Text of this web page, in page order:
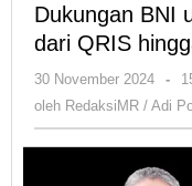
Dukungan BNI
dari QRIS
30 November 2024 -
oleh RedaksiMR / Adi